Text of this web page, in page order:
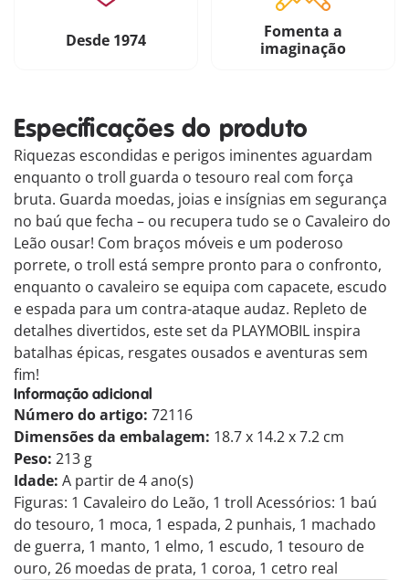
Desde 1974
Fomenta a
imaginação
Especificações do produto
Riquezas escondidas e perigos iminentes aguardam
enquanto o troll guarda o tesouro real com força
bruta. Guarda moedas, joias e insígnias em segurança
no baú que fecha – ou recupera tudo se o Cavaleiro do
Leão ousar! Com braços móveis e um poderoso
porrete, o troll está sempre pronto para o confronto,
enquanto o cavaleiro se equipa com capacete, escudo
e espada para um contra-ataque audaz. Repleto de
detalhes divertidos, este set da PLAYMOBIL inspira
batalhas épicas, resgates ousados e aventuras sem
fim!
Informação adicional
Número do artigo: 72116
Dimensões da embalagem: 18.7 x 14.2 x 7.2 cm
Peso: 213 g
Idade: A partir de 4 ano(s)
Figuras: 1 Cavaleiro do Leão, 1 troll Acessórios: 1 baú
do tesouro, 1 moca, 1 espada, 2 punhais, 1 machado
de guerra, 1 manto, 1 elmo, 1 escudo, 1 tesouro de
ouro, 26 moedas de prata, 1 coroa, 1 cetro real